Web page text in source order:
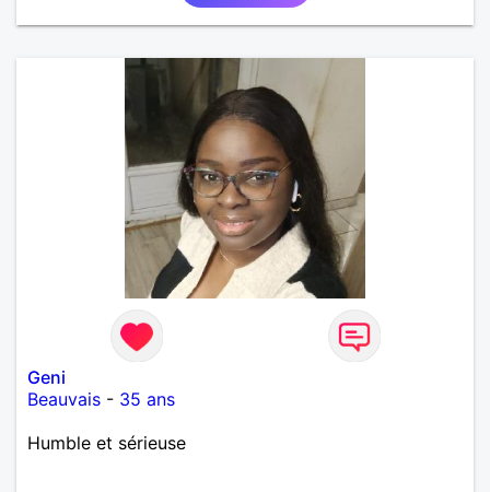
Geni
Beauvais - 35 ans
Humble et sérieuse